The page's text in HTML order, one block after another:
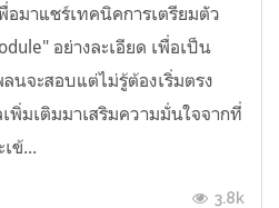
อมาแชร์เทคนิคการเตรียมตัว
อย่างละเอียด เพื่อเป็น
จะสอบแต่ไม่รู้ต้องเริ่มตรง
พิ่มเติมมาเสริมความมั่นใจจากที่
ข้...
3.8k